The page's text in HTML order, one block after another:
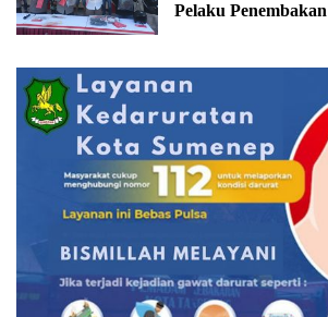
Pelaku Penembakan